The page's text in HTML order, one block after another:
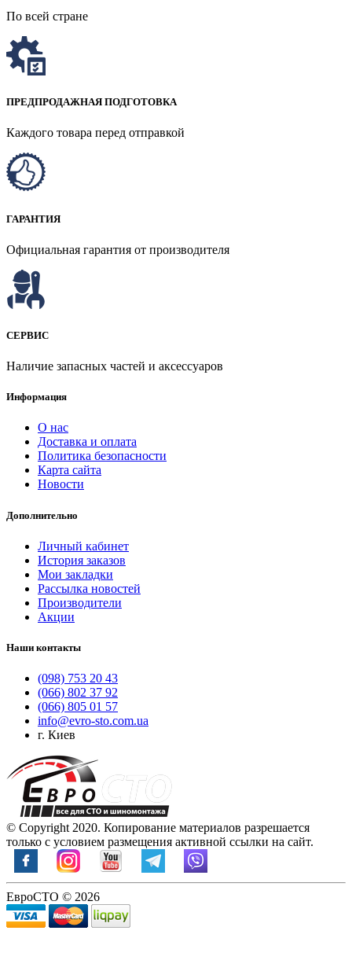
По всей стране
ПРЕДПРОДАЖНАЯ ПОДГОТОВКА
Каждого товара перед отправкой
ГАРАНТИЯ
Официальная гарантия от производителя
СЕРВИС
Наличие запасных частей и аксессуаров
Информация
О нас
Доставка и оплата
Политика безопасности
Карта сайта
Новости
Дополнительно
Личный кабинет
История заказов
Мои закладки
Рассылка новостей
Производители
Акции
Наши контакты
(098) 753 20 43
(066) 802 37 92
(066) 805 01 57
info@evro-sto.com.ua
г. Киев
© Copyright 2020. Копирование материалов разрешается
только с условием размещения активной ссылки на сайт.
ЕвроСТО © 2026